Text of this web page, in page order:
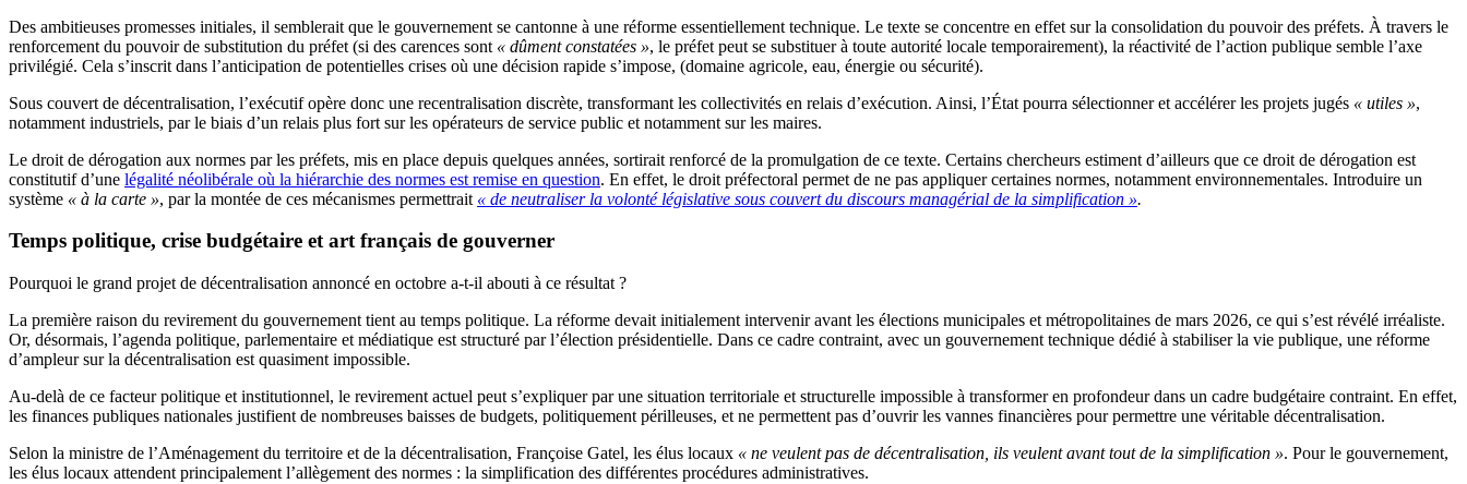
Des ambitieuses promesses initiales, il semblerait que le gouvernement se cantonne à une réforme essentiellement technique. Le texte se concentre en effet sur la consolidation du pouvoir des préfets. À travers le
renforcement du pouvoir de substitution du préfet (si des carences sont « dûment constatées », le préfet peut se substituer à toute autorité locale temporairement), la réactivité de l’action publique semble l’axe
privilégié. Cela s’inscrit dans l’anticipation de potentielles crises où une décision rapide s’impose, (domaine agricole, eau, énergie ou sécurité).
Sous couvert de décentralisation, l’exécutif opère donc une recentralisation discrète, transformant les collectivités en relais d’exécution. Ainsi, l’État pourra sélectionner et accélérer les projets jugés « utiles »,
notamment industriels, par le biais d’un relais plus fort sur les opérateurs de service public et notamment sur les maires.
Le droit de dérogation aux normes par les préfets, mis en place depuis quelques années, sortirait renforcé de la promulgation de ce texte. Certains chercheurs estiment d’ailleurs que ce droit de dérogation est
constitutif d’une légalité néolibérale où la hiérarchie des normes est remise en question. En effet, le droit préfectoral permet de ne pas appliquer certaines normes, notamment environnementales. Introduire un
système « à la carte », par la montée de ces mécanismes permettrait « de neutraliser la volonté législative sous couvert du discours managérial de la simplification ».
Temps politique, crise budgétaire et art français de gouverner
Pourquoi le grand projet de décentralisation annoncé en octobre a-t-il abouti à ce résultat ?
La première raison du revirement du gouvernement tient au temps politique. La réforme devait initialement intervenir avant les élections municipales et métropolitaines de mars 2026, ce qui s’est révélé irréaliste.
Or, désormais, l’agenda politique, parlementaire et médiatique est structuré par l’élection présidentielle. Dans ce cadre contraint, avec un gouvernement technique dédié à stabiliser la vie publique, une réforme
d’ampleur sur la décentralisation est quasiment impossible.
Au-delà de ce facteur politique et institutionnel, le revirement actuel peut s’expliquer par une situation territoriale et structurelle impossible à transformer en profondeur dans un cadre budgétaire contraint. En effet,
les finances publiques nationales justifient de nombreuses baisses de budgets, politiquement périlleuses, et ne permettent pas d’ouvrir les vannes financières pour permettre une véritable décentralisation.
Selon la ministre de l’Aménagement du territoire et de la décentralisation, Françoise Gatel, les élus locaux « ne veulent pas de décentralisation, ils veulent avant tout de la simplification ». Pour le gouvernement,
les élus locaux attendent principalement l’allègement des normes : la simplification des différentes procédures administratives.